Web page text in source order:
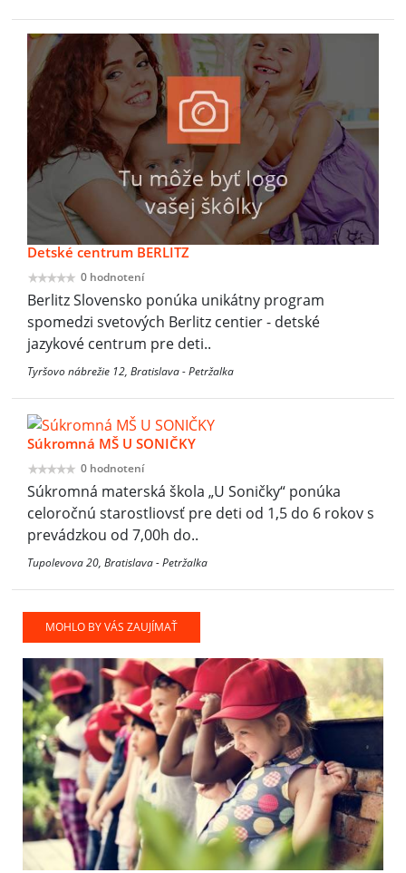
Detské centrum BERLITZ
0 hodnotení
Berlitz Slovensko ponúka unikátny program
spomedzi svetových Berlitz centier - detské
jazykové centrum pre deti..
Tyršovo nábrežie 12, Bratislava - Petržalka
Súkromná MŠ U SONIČKY
0 hodnotení
Súkromná materská škola „U Soničky“ ponúka
celoročnú starostliovsť pre deti od 1,5 do 6 rokov s
prevádzkou od 7,00h do..
Tupolevova 20, Bratislava - Petržalka
MOHLO BY VÁS ZAUJÍMAŤ